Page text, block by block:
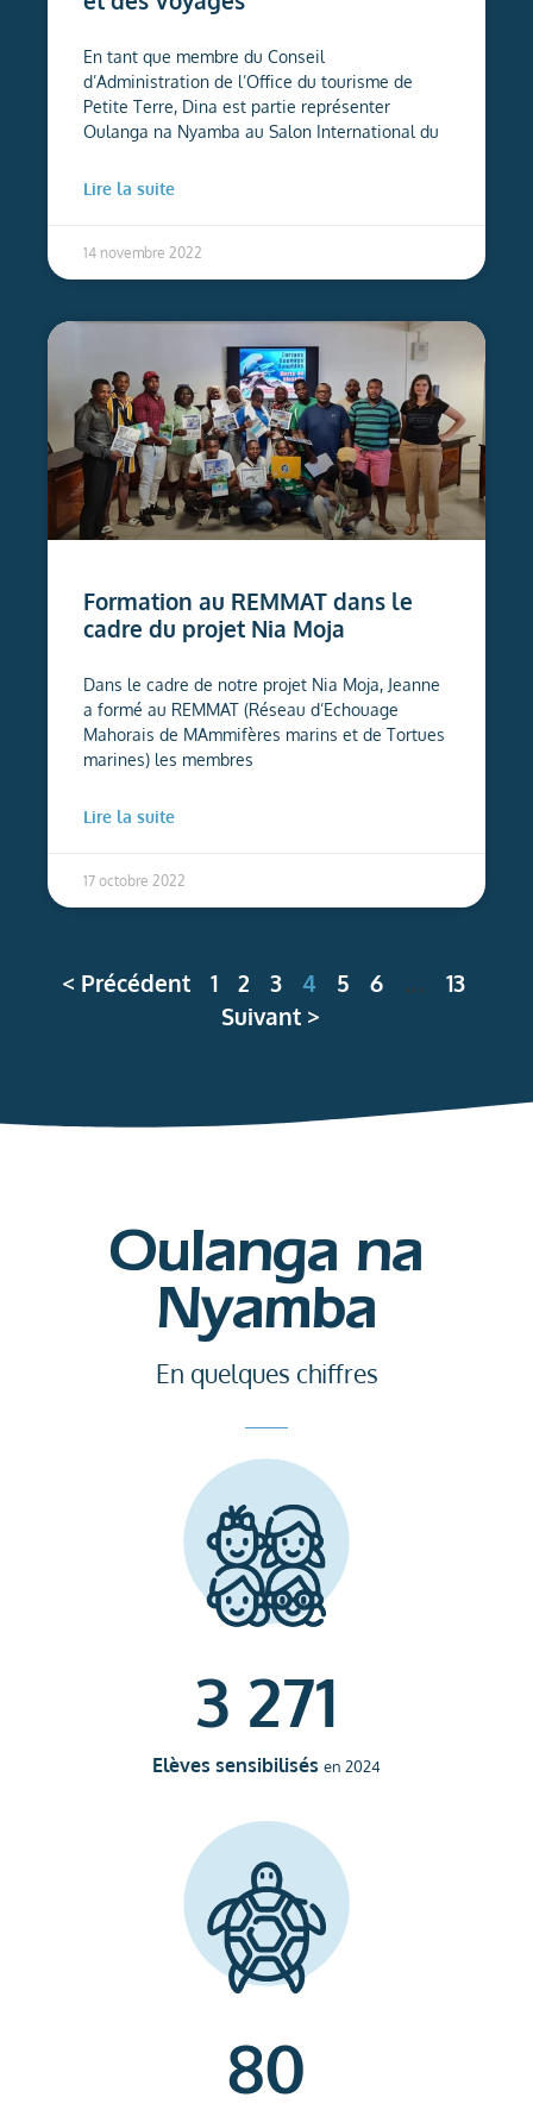
En tant que membre du Conseil
d’Administration de l’Office du tourisme de
Petite Terre, Dina est partie représenter
Oulanga na Nyamba au Salon International du
Lire la suite
14 novembre 2022
Formation au REMMAT dans le
cadre du projet Nia Moja
Dans le cadre de notre projet Nia Moja, Jeanne
a formé au REMMAT (Réseau d’Echouage
Mahorais de MAmmifères marins et de Tortues
marines) les membres
Lire la suite
17 octobre 2022
< Précédent 1 2 3 4 5 6 …
13
Suivant >
Oulanga na
Nyamba
En quelques chiffres
Elèves sensibilisés en 2024
3 271
80